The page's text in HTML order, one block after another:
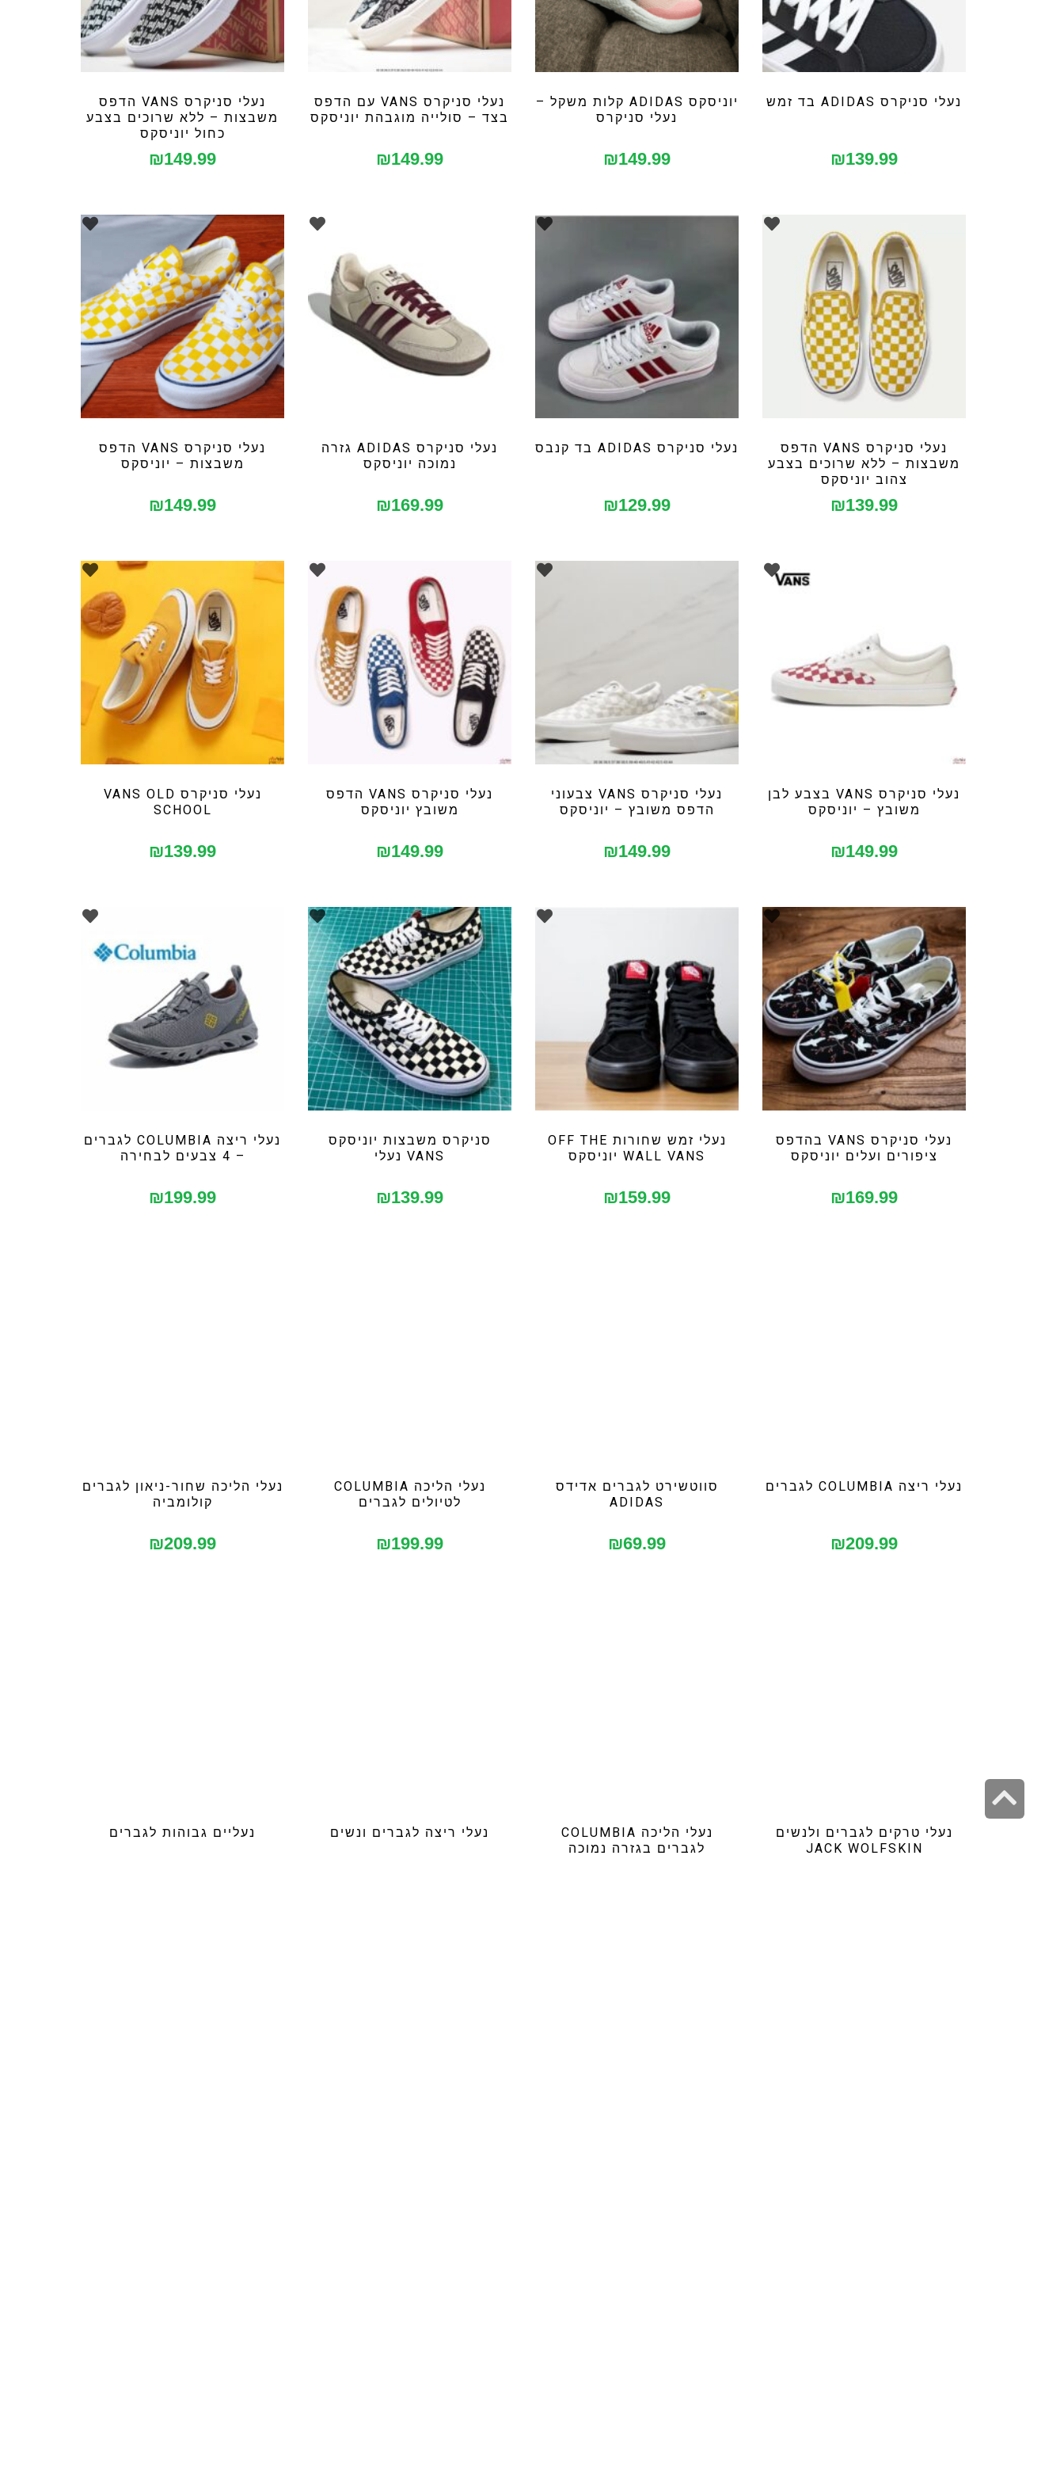
נעלי סניקרס ADIDAS בד זמש
₪139.99
יוניסקס ADIDAS קלות משקל –
נעלי סניקרס
₪149.99
נעלי סניקרס VANS עם הדפס
בצד – סולייה מוגבהת יוניסקס
₪149.99
נעלי סניקרס VANS הדפס
משבצות – ללא שרוכים בצבע
כחול יוניסקס
₪149.99
נעלי סניקרס VANS הדפס
משבצות – ללא שרוכים בצבע
צהוב יוניסקס
₪139.99
נעלי סניקרס ADIDAS בד קנבס
₪129.99
נעלי סניקרס ADIDAS גזרה
נמוכה יוניסקס
₪169.99
נעלי סניקרס VANS הדפס
משבצות – יוניסקס
₪149.99
נעלי סניקרס VANS בצבע לבן
משובץ – יוניסקס
₪149.99
נעלי סניקרס VANS צבעוני
הדפס משובץ – יוניסקס
₪149.99
נעלי סניקרס VANS הדפס
משובץ יוניסקס
₪149.99
נעלי סניקרס VANS OLD
SCHOOL
₪139.99
נעלי סניקרס VANS בהדפס
ציפורים ועלים יוניסקס
₪169.99
נעלי זמש שחורות OFF THE
WALL VANS יוניסקס
₪159.99
סניקרס משבצות יוניסקס
VANS נעלי
₪139.99
נעלי ריצה COLUMBIA לגברים
– 4 צבעים לבחירה
₪199.99
נעלי ריצה COLUMBIA לגברים
₪209.99
סווטשירט לגברים אדידס
ADIDAS
₪69.99
נעלי הליכה COLUMBIA
לטיולים לגברים
₪199.99
נעלי הליכה שחור-ניאון לגברים
קולומביה
₪209.99
נעלי טרקים לגברים ולנשים
JACK WOLFSKIN
נעלי הליכה COLUMBIA
לגברים בגזרה נמוכה
נעלי ריצה לגברים ונשים נעליים גבוהות לגברים
גלילה
לראש